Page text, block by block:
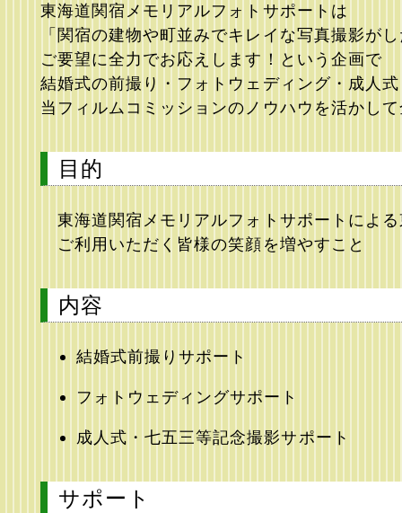
東海道関宿メモリアルフォトサポートは
「関宿の建物や町並みでキレイな写真撮影が
ご要望に全力でお応えします！という企画で
結婚式の前撮り・フォトウェディング・成人
当フィルムコミッションのノウハウを活かし
目的
東海道関宿メモリアルフォトサポートによ
ご利用いただく皆様の笑顔を増やすこと
内容
結婚式前撮りサポート
フォトウェディングサポート
成人式・七五三等記念撮影サポート
サポート